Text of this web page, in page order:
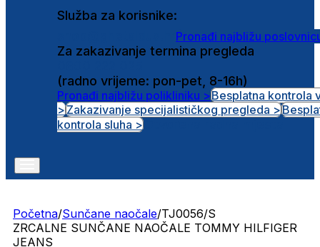
Služba za korisnike:
Pronađi najbližu
Za zakazivanje termina pregleda
(radno vrijeme: pon-pet, 8-16h)
Pronađi najbližu polikliniku >Besplatna kontrola
>Zakazivanje specijalističkog pregleda >
kontrola sluha >
Početna/Sunčane naočale/TJ0056/S
ZRCALNE SUNČANE NAOČALE TOMMY HILFIGER
JEANS